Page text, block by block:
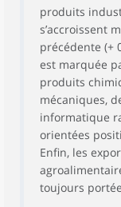
produits
s’accroissent
précédente (+
est marquée
produits
mécaniques,
informatique
orientées
Enfin, les
toujours